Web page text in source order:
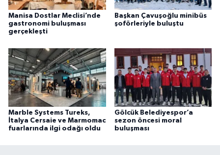
Manisa Dostlar Meclisi’nde
gastronomi buluşması
gerçekleşti
Başkan Çavuşoğlu minibüs
şoförleriyle buluştu
Marble Systems Tureks,
İtalya Cersaie ve Marmomac
fuarlarında ilgi odağı oldu
Gölcük Belediyespor’a
sezon öncesi moral
buluşması